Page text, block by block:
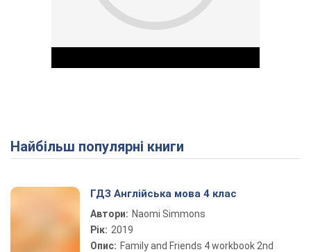
Play Video
Найбільш популярні книги
ГДЗ Англійська мова 4 клас
Автори: Naomi Simmons
Рік: 2019
Опис: Family and Friends 4 workbook 2nd